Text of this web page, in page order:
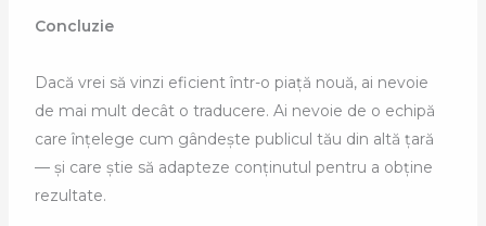
Concluzie
Dacă vrei să vinzi eficient într-o piață nouă, ai nevoie
de mai mult decât o traducere. Ai nevoie de o echipă
care înțelege cum gândește publicul tău din altă țară
— și care știe să adapteze conținutul pentru a obține
rezultate.